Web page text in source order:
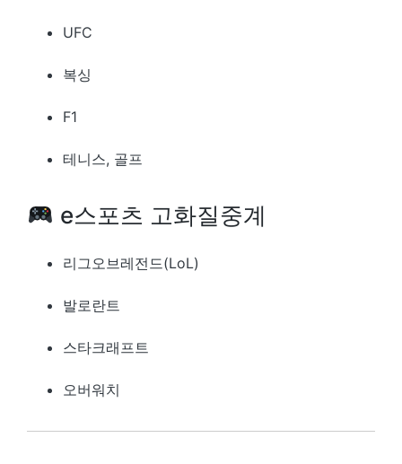
UFC
복싱
F1
테니스, 골프
e스포츠 고화질중계
리그오브레전드(LoL)
발로란트
스타크래프트
오버워치